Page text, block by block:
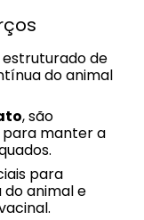
de
do animal
, são
manter a
para
animal e